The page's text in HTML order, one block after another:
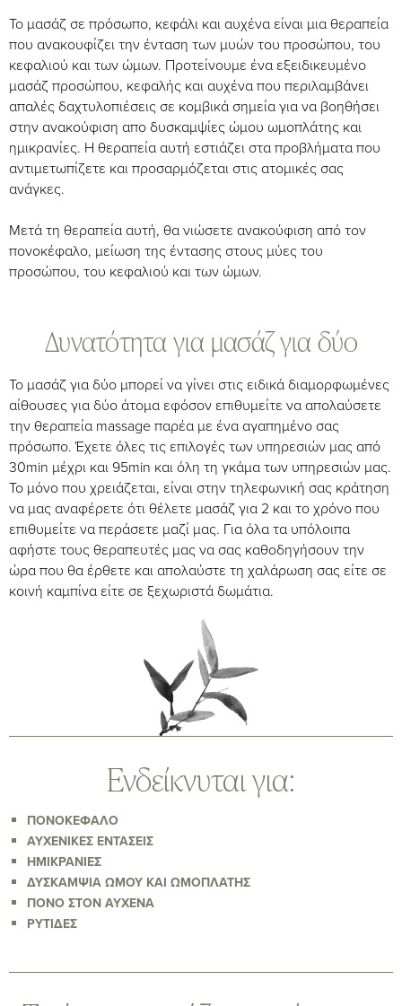
Το μασάζ σε πρόσωπο, κεφάλι και αυχένα είναι μια θεραπεία
που ανακουφίζει την ένταση των μυών του προσώπου, του
κεφαλιού και των ώμων. Προτείνουμε ένα εξειδικευμένο
μασάζ προσώπου, κεφαλής και αυχένα που περιλαμβάνει
απαλές δαχτυλοπιέσεις σε κομβικά σημεία για να βοηθήσει
στην ανακούφιση απο δυσκαμψίες ώμου ωμοπλάτης και
ημικρανίες. Η θεραπεία αυτή εστιάζει στα προβλήματα που
αντιμετωπίζετε και προσαρμόζεται στις ατομικές σας
ανάγκες.
Μετά τη θεραπεία αυτή, θα νιώσετε ανακούφιση από τον
πονοκέφαλο, μείωση της έντασης στους μύες του
προσώπου, του κεφαλιού και των ώμων.
Δυνατότητα για μασάζ για δύο
Το μασάζ για δύο μπορεί να γίνει στις ειδικά διαμορφωμένες
αίθουσες για δύο άτομα εφόσον επιθυμείτε να απολαύσετε
την θεραπεία massage παρέα με ένα αγαπημένο σας
πρόσωπο. Έχετε όλες τις επιλογές των υπηρεσιών μας από
30min μέχρι και 95min και όλη τη γκάμα των υπηρεσιών μας.
Το μόνο που χρειάζεται, είναι στην τηλεφωνική σας κράτηση
να μας αναφέρετε ότι θέλετε μασάζ για 2 και το χρόνο που
επιθυμείτε να περάσετε μαζί μας. Για όλα τα υπόλοιπα
αφήστε τους θεραπευτές μας να σας καθοδηγήσουν την
ώρα που θα έρθετε και απολαύστε τη χαλάρωση σας είτε σε
κοινή καμπίνα είτε σε ξεχωριστά δωμάτια.
Ενδείκνυται για:
ΠΟΝΟΚΕΦΑΛΟ
ΑΥΧΕΝΙΚΕΣ ΕΝΤΑΣΕΙΣ
ΗΜΙΚΡΑΝΙΕΣ
ΔΥΣΚΑΜΨΙΑ ΩΜΟΥ ΚΑΙ ΩΜΟΠΛΑΤΗΣ
ΠΟΝΟ ΣΤΟΝ ΑΥΧΕΝΑ
ΡΥΤΙΔΕΣ